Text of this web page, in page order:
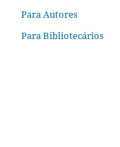
Para Autores
Para Bibliotecários